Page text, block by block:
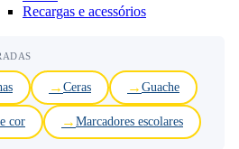
Recargas e acessórios
Ceras Guache
cor Marcadores escolares